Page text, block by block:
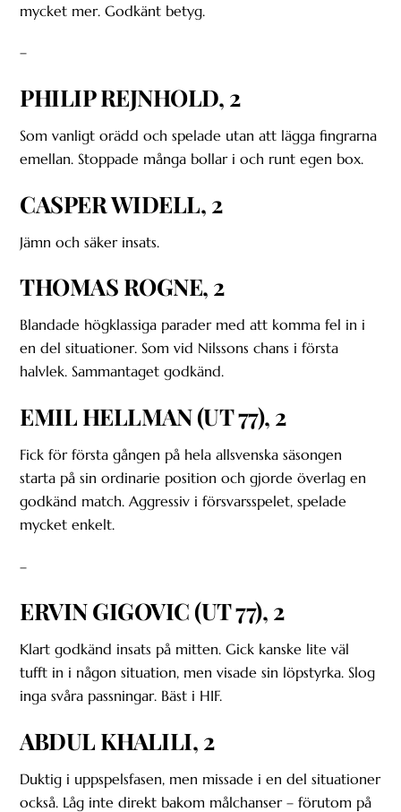
mycket mer. Godkänt betyg.
–
PHILIP REJNHOLD, 2
Som vanligt orädd och spelade utan att lägga fingrarna
emellan. Stoppade många bollar i och runt egen box.
CASPER WIDELL, 2
Jämn och säker insats.
THOMAS ROGNE, 2
Blandade högklassiga parader med att komma fel in i
en del situationer. Som vid Nilssons chans i första
halvlek. Sammantaget godkänd.
EMIL HELLMAN (UT 77), 2
Fick för första gången på hela allsvenska säsongen
starta på sin ordinarie position och gjorde överlag en
godkänd match. Aggressiv i försvarsspelet, spelade
mycket enkelt.
–
ERVIN GIGOVIC (UT 77), 2
Klart godkänd insats på mitten. Gick kanske lite väl
tufft in i någon situation, men visade sin löpstyrka. Slog
inga svåra passningar. Bäst i HIF.
ABDUL KHALILI, 2
Duktig i uppspelsfasen, men missade i en del situationer
också. Låg inte direkt bakom målchanser – förutom på